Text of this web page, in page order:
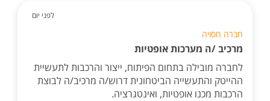
לפני יום
חברה חסויה
מרכיב /ה מערכות אופטיות
לחברה מובילה בתחום הפיתוח, ייצור והרכבות לתעשיית
ההייטק והתעשייה הביטחונית דרוש/ה מרכיב/ה לבוצת
הרכבות מכנו אופטיות, ואינטגרציה.